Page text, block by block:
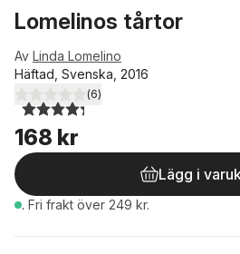
Lomelinos tårtor
Av Linda Lomelino
Häftad, Svenska, 2016
4,3utav 5 stjärnor. Totalt antal röster:
(6)
168 kr
Lägg i
. Fri frakt över 249 kr.